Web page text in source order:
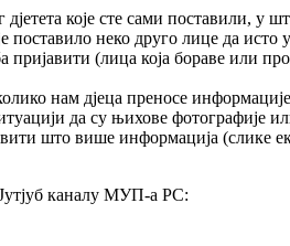
које сте сами поставили, у
поставило неко друго лице да
(лица која бораве или
нам дјеца преносе
да су њихове фотографије
што више информација (слике
каналу МУП-а РС: